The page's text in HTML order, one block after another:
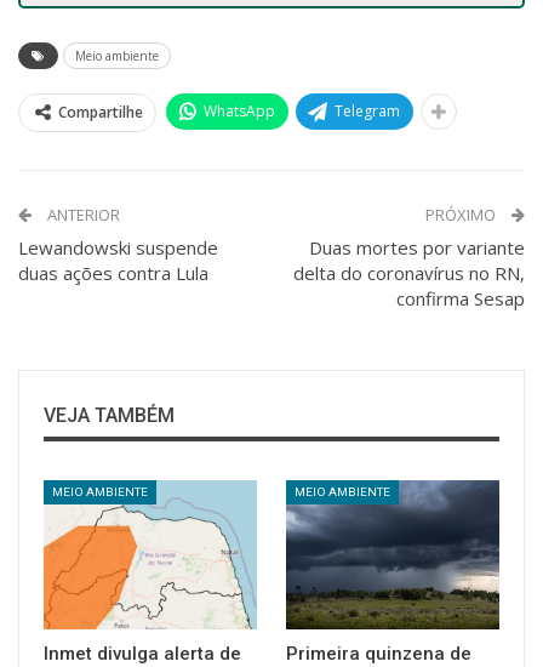
Meio ambiente
Compartilhe WhatsApp Telegram
ANTERIOR
Lewandowski suspende
duas ações contra Lula
PRÓXIMO
Duas mortes por variante
delta do coronavírus no RN,
confirma Sesap
VEJA TAMBÉM
MEIO AMBIENTE
Inmet divulga alerta de
MEIO AMBIENTE
Primeira quinzena de